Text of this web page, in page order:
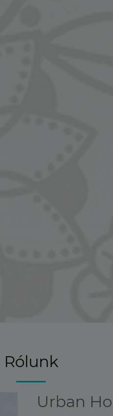
Rólunk
Urban